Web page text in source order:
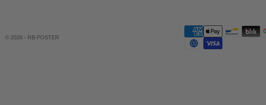
© 2026 - RB POSTER